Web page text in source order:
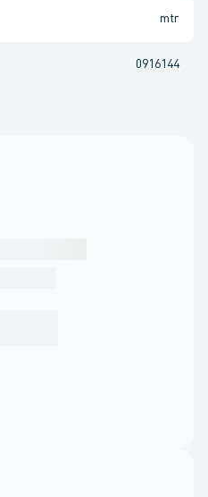
mtr
0916144